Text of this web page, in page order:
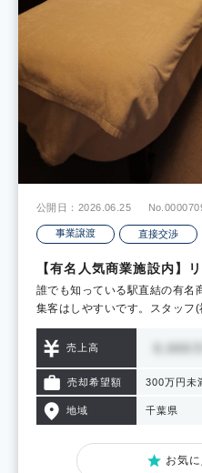
公開日：2026.06.25
事業譲渡 直接交渉
【有名人気商業施設内】
誰でも知っている駅直結の有名
集客はしやすいです。スタッフ(
売上高
売却希望額 300万円未
地域 千葉県
お気